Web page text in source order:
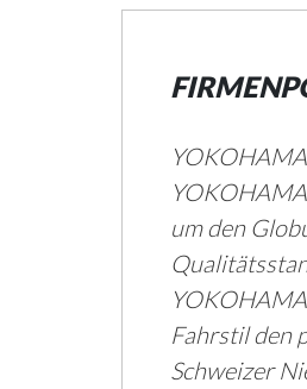
um den
Fahrstil den
Schweizer